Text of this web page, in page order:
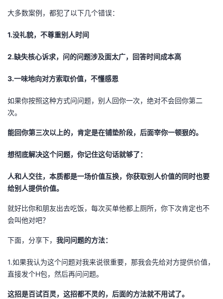
大多数案例，都犯了以下几个错误：
1.没礼貌，不尊重别人时间
2.缺失核心诉求，问的问题涉及面太广，回答时间成本高
3.一味地向对方索取价值，不懂感恩
如果你按照这种方式问问题，别人回你一次，绝对不会回你第二
次。
能回你第三次以上的，肯定是在铺垫阶段，后面宰你一顿狠的。
想彻底解决这个问题，你记住这句话就够了：
人和人交往，本质都是一场价值互换，你获取别人价值的同时也要
给别人提供价值。
就好比你和朋友出去吃饭，每次买单他都上厕所，你下次肯定也不
会叫他对吧？
下面，分享下， 我问问题的方法：
1.如果我认为这个问题对我来说很重要，那我会先给对方提供价值，
直接发个H包，然后再问问题。
这招是百试百灵，这招都不灵的，后面的方法就不用试了。